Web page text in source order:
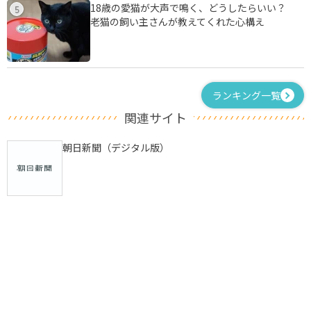
5
18歳の愛猫が大声で鳴く、どうしたらいい？
老猫の飼い主さんが教えてくれた心構え
ランキング一覧
関連サイト
朝日新聞（デジタル版）